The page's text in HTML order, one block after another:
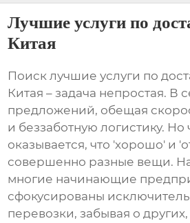
Лучшие услуги по
Китая
Поисклучшие услуги по
Китая – задача непростая. В
предложений, обещая
и беззаботную логистику. Но
оказывается, что 'хорошо' и
совершенно разные вещи.
многие начинающие
сфокусированы
перевозки, забывая о